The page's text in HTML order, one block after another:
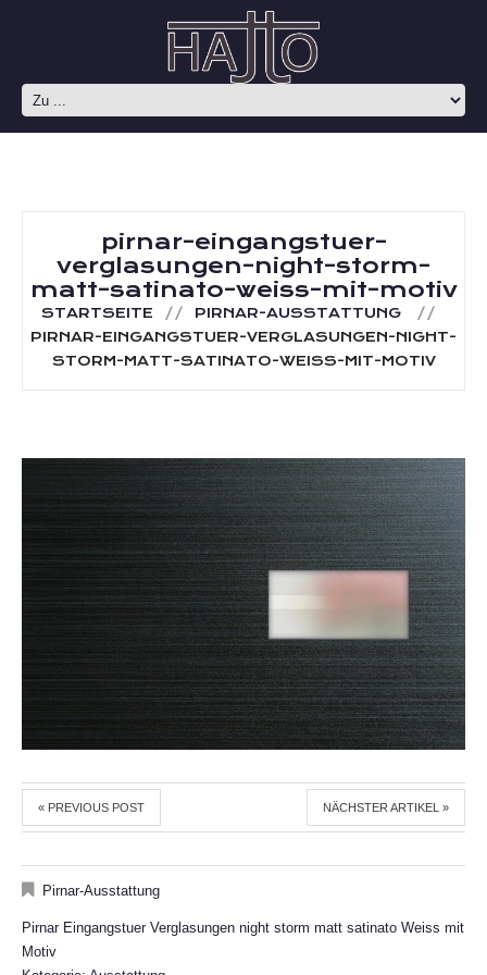
pirnar-eingangstuer-
verglasungen-night-storm-
matt-satinato-weiss-mit-motiv
STARTSEITE
PIRNAR-AUSSTATTUNG
PIRNAR-EINGANGSTUER-VERGLASUNGEN-NIGHT-
STORM-MATT-SATINATO-WEISS-MIT-MOTIV
« PREVIOUS POST NÄCHSTER ARTIKEL »
Pirnar-Ausstattung
Pirnar Eingangstuer Verglasungen night storm matt satinato Weiss mit
Motiv